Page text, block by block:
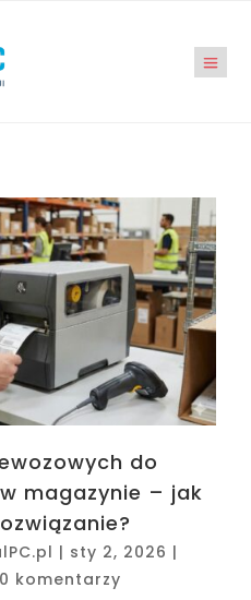
do
magazynie – jak
| sty 2, 2026 |
0 komentarzy